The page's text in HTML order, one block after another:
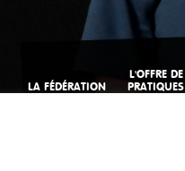
LA FÉDÉRATION
L'OFFRE DE
PRATIQUES